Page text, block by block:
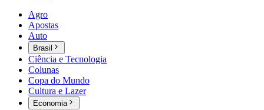
Agro
Apostas
Auto
Brasil
Ciência e Tecnologia
Colunas
Copa do Mundo
Cultura e Lazer
Economia